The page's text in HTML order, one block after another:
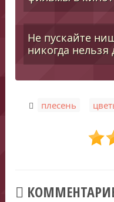
Не пускайте
никогда нельзя
плесень